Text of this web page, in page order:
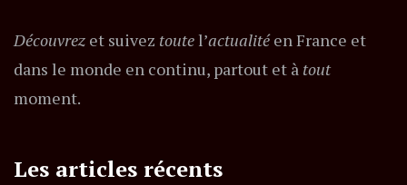
Découvrez et suivez toutel’actualitéen France et
dans le monde en continu, partout et à tout
moment.
Les articles récents